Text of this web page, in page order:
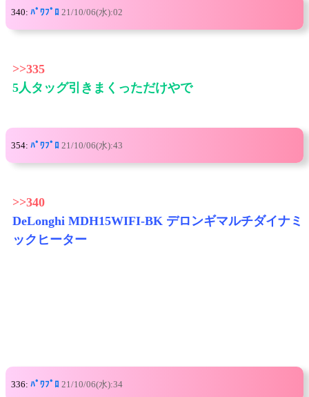
340: ﾊﾟﾜﾌﾟﾛ 21/10/06(水):02
>>335
5人タッグ引きまくっただけやで
354: ﾊﾟﾜﾌﾟﾛ 21/10/06(水):43
>>340
DeLonghi MDH15WIFI-BK デロンギマルチダイナミ
ックヒーター
336: ﾊﾟﾜﾌﾟﾛ 21/10/06(水):34